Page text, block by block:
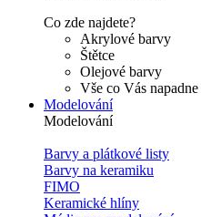
Co zde najdete?
Akrylové barvy
Štětce
Olejové barvy
Vše co Vás napadne
Modelování
Modelování
Barvy a plátkové listy
Barvy na keramiku
FIMO
Keramické hlíny